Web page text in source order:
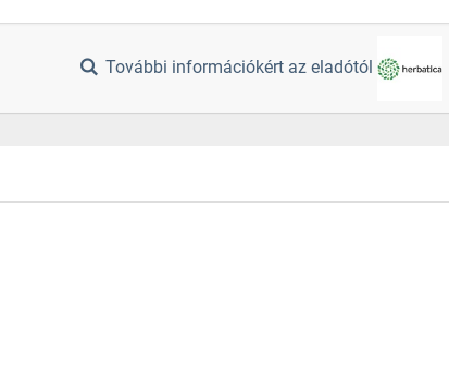
További információkért az eladótól